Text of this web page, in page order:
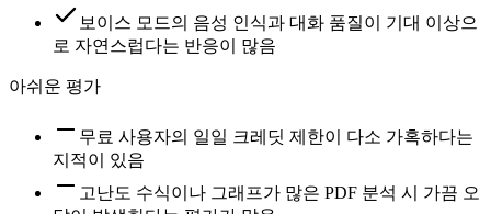
보이스 모드의 음성 인식과 대화 품질이 기대 이상으
로 자연스럽다는 반응이 많음
아쉬운 평가
무료 사용자의 일일 크레딧 제한이 다소 가혹하다는
지적이 있음
고난도 수식이나 그래프가 많은 PDF 분석 시 가끔 오